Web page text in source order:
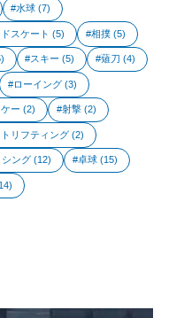
水球 (7)
スケート (5) 相撲(5)
スキー (5) 薙刀 (4)
ローイング(3)
ー (2) 射撃(2)
リフティング (2)
シング (12) 卓球(15)